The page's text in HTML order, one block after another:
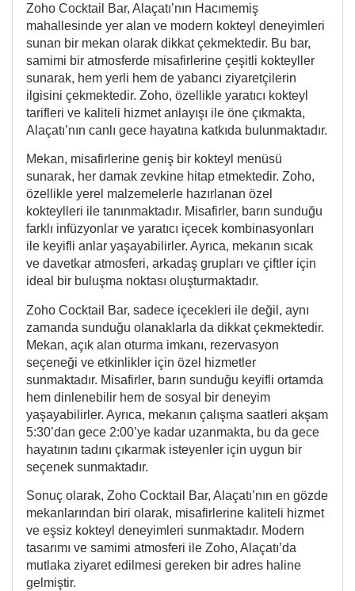
Zoho Cocktail Bar, Alaçatı’nın Hacımemiş
mahallesinde yer alan ve modern kokteyl deneyimleri
sunan bir mekan olarak dikkat çekmektedir. Bu bar,
samimi bir atmosferde misafirlerine çeşitli kokteyller
sunarak, hem yerli hem de yabancı ziyaretçilerin
ilgisini çekmektedir. Zoho, özellikle yaratıcı kokteyl
tarifleri ve kaliteli hizmet anlayışı ile öne çıkmakta,
Alaçatı’nın canlı gece hayatına katkıda bulunmaktadır.
Mekan, misafirlerine geniş bir kokteyl menüsü
sunarak, her damak zevkine hitap etmektedir. Zoho,
özellikle yerel malzemelerle hazırlanan özel
kokteylleri ile tanınmaktadır. Misafirler, barın sunduğu
farklı infüzyonlar ve yaratıcı içecek kombinasyonları
ile keyifli anlar yaşayabilirler. Ayrıca, mekanın sıcak
ve davetkar atmosferi, arkadaş grupları ve çiftler için
ideal bir buluşma noktası oluşturmaktadır.
Zoho Cocktail Bar, sadece içecekleri ile değil, aynı
zamanda sunduğu olanaklarla da dikkat çekmektedir.
Mekan, açık alan oturma imkanı, rezervasyon
seçeneği ve etkinlikler için özel hizmetler
sunmaktadır. Misafirler, barın sunduğu keyifli ortamda
hem dinlenebilir hem de sosyal bir deneyim
yaşayabilirler. Ayrıca, mekanın çalışma saatleri akşam
5:30’dan gece 2:00’ye kadar uzanmakta, bu da gece
hayatının tadını çıkarmak isteyenler için uygun bir
seçenek sunmaktadır.
Sonuç olarak, Zoho Cocktail Bar, Alaçatı’nın en gözde
mekanlarından biri olarak, misafirlerine kaliteli hizmet
ve eşsiz kokteyl deneyimleri sunmaktadır. Modern
tasarımı ve samimi atmosferi ile Zoho, Alaçatı’da
mutlaka ziyaret edilmesi gereken bir adres haline
gelmiştir.